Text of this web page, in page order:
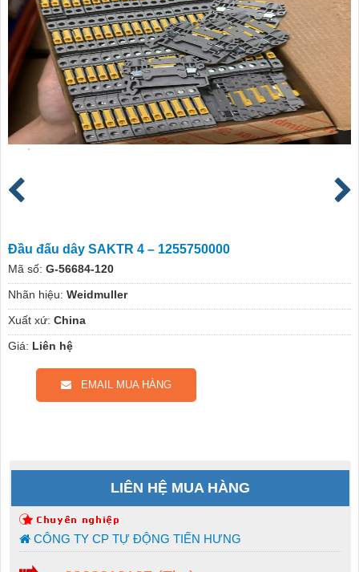
Đầu đấu dây SAKTR 4 – 1255750000
Mã số: G-56684-120
Nhãn hiệu: Weidmuller
Xuất xứ: China
Giá: Liên hệ
EMAIL MUA HÀNG
LIÊN HỆ MUA HÀNG
CÔNG TY CP TỰ ĐỘNG TIẾN HƯNG